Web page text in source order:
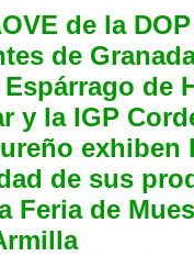
de la DOP
de
Espárrago de
y la IGP
exhiben
de sus
Feria de